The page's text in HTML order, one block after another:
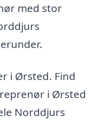
med stor
i Ørsted. Find
i Ørsted
Norddjurs